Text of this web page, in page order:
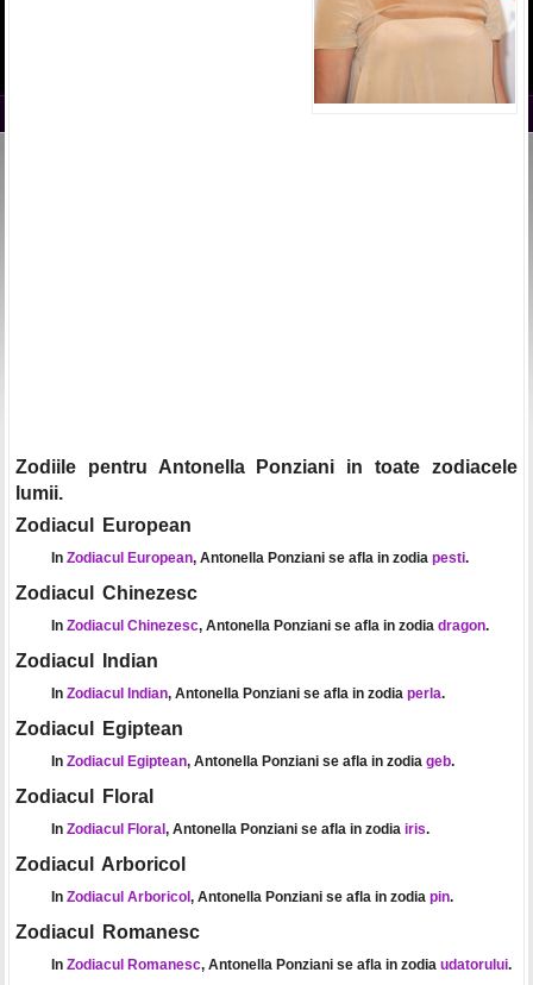
Zodiile pentru Antonella Ponziani in toate zodiacele
lumii.
Zodiacul European
In Zodiacul European, Antonella Ponziani se afla in zodia pesti.
Zodiacul Chinezesc
In Zodiacul Chinezesc, Antonella Ponziani se afla in zodia dragon.
Zodiacul Indian
In Zodiacul Indian, Antonella Ponziani se afla in zodia perla.
Zodiacul Egiptean
In Zodiacul Egiptean, Antonella Ponziani se afla in zodia geb.
Zodiacul Floral
In Zodiacul Floral , Antonella Ponziani se afla in zodia iris.
Zodiacul Arboricol
In Zodiacul Arboricol , Antonella Ponziani se afla in zodia pin.
Zodiacul Romanesc
In Zodiacul Romanesc, Antonella Ponziani se afla in zodia udatorului.